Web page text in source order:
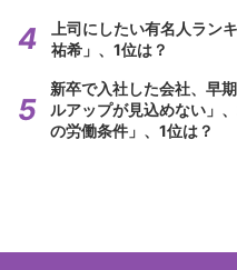
上司にしたい有名人ラ
祐希」、1位は？
新卒で入社した会社、早
ルアップが見込めない」
の労働条件」、1位は？